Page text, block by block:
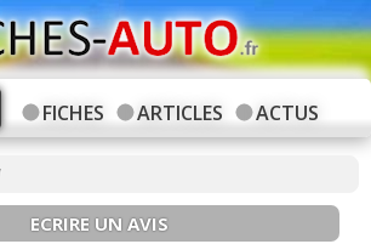
FICHES ARTICLES ACTUS
ECRIRE UN AVIS